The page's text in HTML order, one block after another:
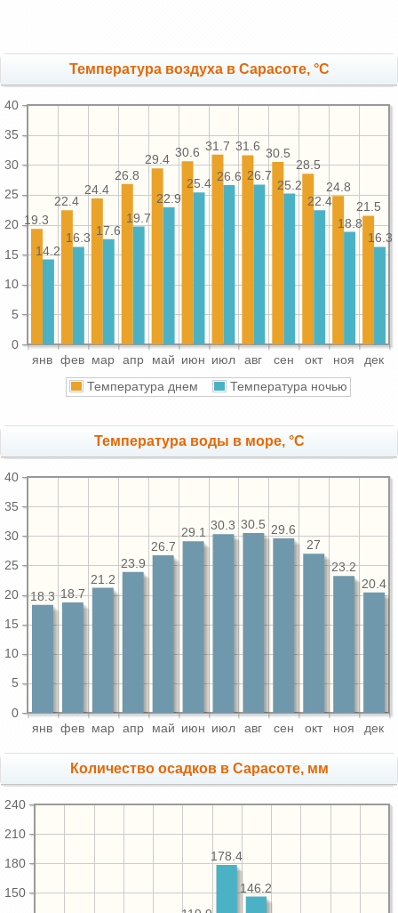
Температура воздуха в Сарасоте, °C
янв фев мар апр май июн июл авг сен окт ноя дек
0
5
10
15
20
25
30
35
40
21.5
24.8
28.5
30.5
31.6
31.7
30.6
29.4
26.8
24.4
22.4
19.3
16.3
18.8
22.4
25.2
26.7
26.6
25.4
22.9
19.7
17.6
16.3
14.2
Температура днем Температура ночью
Температура воды в море, °C
янв фев мар апр май июн июл авг сен окт ноя дек
0
5
10
15
20
25
30
35
40
20.4
23.2
27
29.6
30.5
30.3
29.1
26.7
23.9
21.2
18.7
18.3
Количество осадков в Сарасоте, мм
150
180
210
240
146.2
178.4